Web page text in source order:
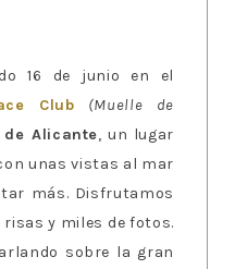
16 de junio en el
Club
(Muelle de
de Alicante, un lugar
unas vistas al mar
más. Disfrutamos
y miles de fotos.
sobre la gran